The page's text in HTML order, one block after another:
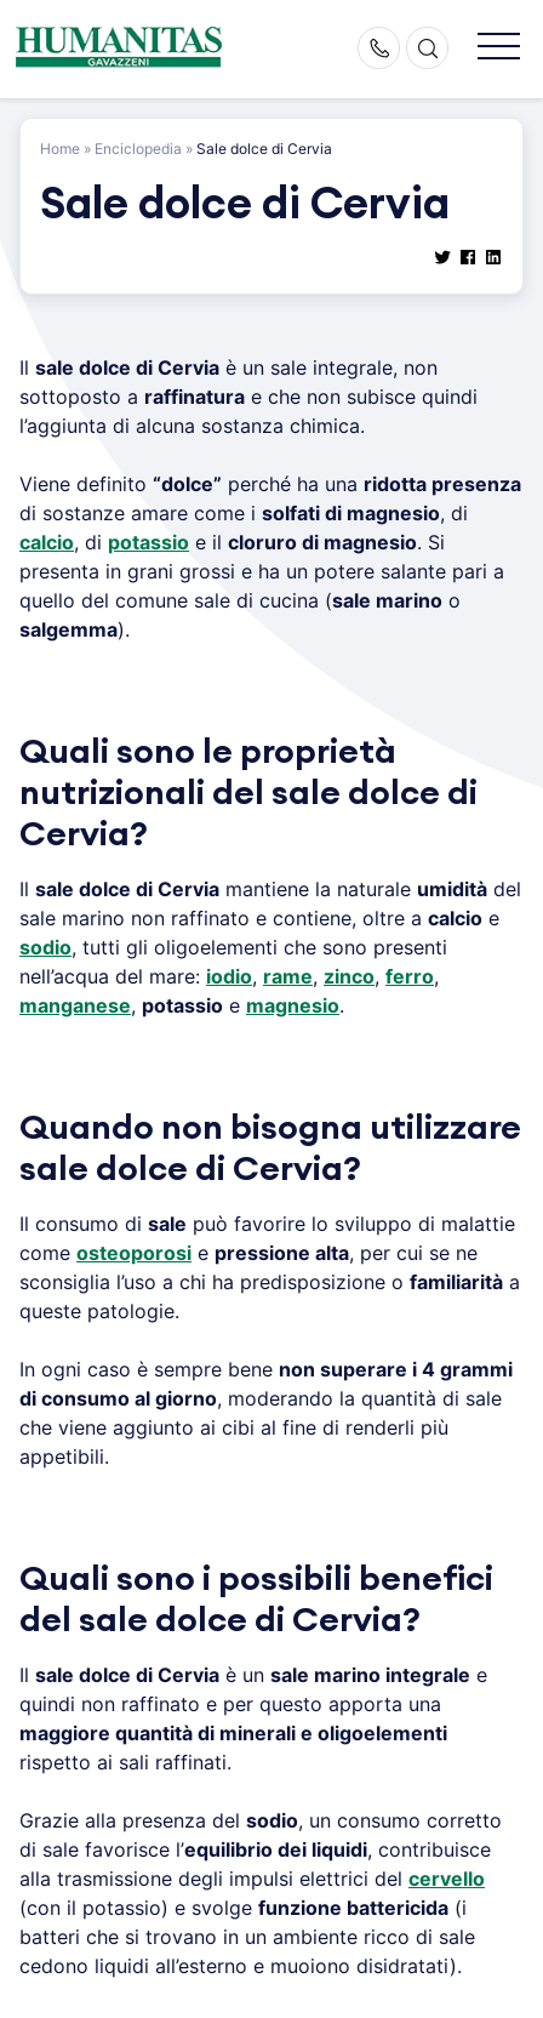
content
Home » Enciclopedia » Sale dolce di Cervia
Sale dolce di Cervia
Il sale dolce di Cervia è un sale integrale, non
sottoposto a raffinatura e che non subisce quindi
l’aggiunta di alcuna sostanza chimica.
Viene definito “dolce” perché ha una ridotta presenza
di sostanze amare come i solfati di magnesio, di
calcio, di potassio e il cloruro di magnesio. Si
presenta in grani grossi e ha un potere salante pari a
quello del comune sale di cucina (sale marino o
salgemma).
Quali sono le proprietà
nutrizionali del sale dolce di
Cervia?
Il sale dolce di Cervia mantiene la naturale umidità del
sale marino non raffinato e contiene, oltre a calcio e
sodio, tutti gli oligoelementi che sono presenti
nell’acqua del mare: iodio, rame, zinco, ferro,
manganese, potassio e magnesio.
Quando non bisogna utilizzare
sale dolce di Cervia?
Il consumo di sale può favorire lo sviluppo di malattie
come osteoporosi e pressione alta, per cui se ne
sconsiglia l’uso a chi ha predisposizione o familiarità a
queste patologie.
In ogni caso è sempre bene non superare i 4 grammi
di consumo al giorno, moderando la quantità di sale
che viene aggiunto ai cibi al fine di renderli più
appetibili.
Quali sono i possibili benefici
del sale dolce di Cervia?
Il sale dolce di Cervia è un sale marino integrale e
quindi non raffinato e per questo apporta una
maggiore quantità di minerali e oligoelementi
rispetto ai sali raffinati.
Grazie alla presenza del sodio, un consumo corretto
di sale favorisce l’equilibrio dei liquidi, contribuisce
alla trasmissione degli impulsi elettrici del cervello
(con il potassio) e svolge funzione battericida (i
batteri che si trovano in un ambiente ricco di sale
cedono liquidi all’esterno e muoiono disidratati).